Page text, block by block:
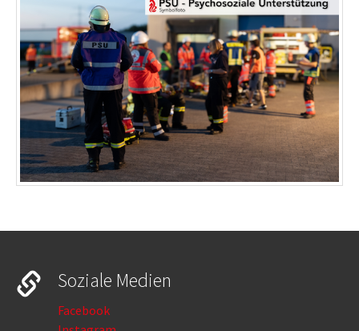
Soziale Medien
Facebook